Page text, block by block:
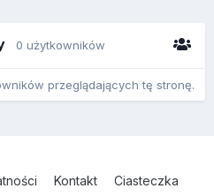
0 użytkowników
przeglądających tę stronę.
Kontakt Ciasteczka